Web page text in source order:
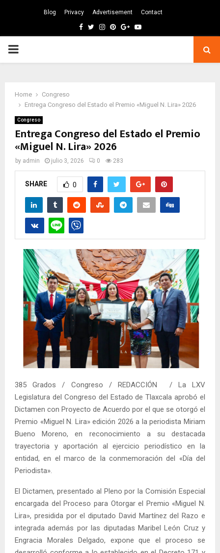
Blog Privacy Advertisement Contact
Facebook
TwitterInstagram
Pinterest
GoogleYoutube
PRIMARY
Home
Congreso
Entrega Congreso del Estado el Premio «Miguel N. Lira» 2026
Congreso
Entrega Congreso del Estado el Premio
«Miguel N. Lira» 2026
by admin julio 3, 2026 0 283
SHARE 0
385 Grados / Congreso / REDACCIÓN / La LXV
Legislatura del Congreso del Estado de Tlaxcala aprobó el
Dictamen con Proyecto de Acuerdo por el que se otorgó el
Premio «Miguel N. Lira» edición 2026 a la periodista Miriam
Bueno Moreno, en reconocimiento a su destacada
trayectoria y aportación al ejercicio periodístico en la
entidad, en el marco de la conmemoración del «Día del
Periodista».
El Dictamen, presentado al Pleno por la Comisión Especial
encargada del Proceso para Otorgar el Premio «Miguel N.
Lira», presidida por el diputado David Martínez del Razo e
integrada además por las diputadas Maribel León Cruz y
Engracia Morales Delgado, expone que el proceso se